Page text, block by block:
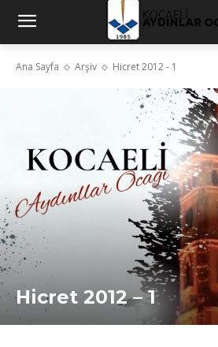
Ana Sayfa Arşiv Hicret 2012 - 1
Hicret 2012 – 1